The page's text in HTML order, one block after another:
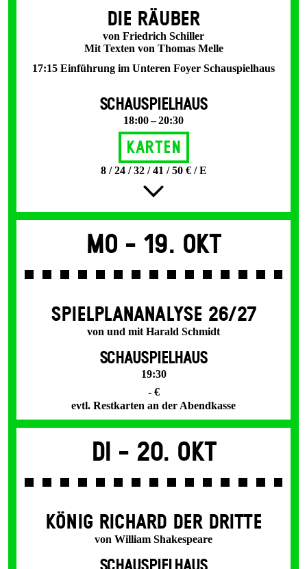
DIE RÄUBER
von Friedrich Schiller
Mit Texten von Thomas Melle
17:15 Einführung im Unteren Foyer Schauspielhaus
SCHAUSPIELHAUS
18:00 – 20:30
Karten
8 / 24 / 32 / 41 / 50 € / E
Mo - 19. Okt
SPIEL­PLAN­ANALYSE 26/27
von und mit Harald Schmidt
SCHAUSPIELHAUS
19:30
- €
evtl. Restkarten an der Abendkasse
Di - 20. Okt
KÖNIG RICHARD DER DRITTE
von William Shakespeare